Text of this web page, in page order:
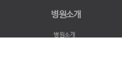
병원소개
병원소개